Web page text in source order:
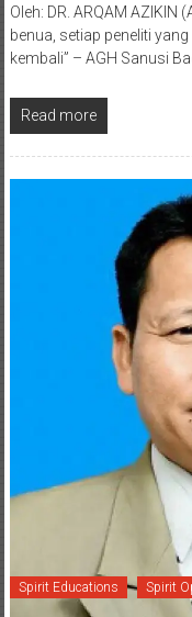
Oleh: DR. ARQAM
benua, setiap peneliti
kembali” – AGH Sanusi
Read more
Spirit Educations Spirit